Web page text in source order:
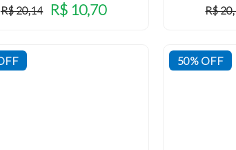
R$ 20,14 R$ 10,70 R$
50% OFF